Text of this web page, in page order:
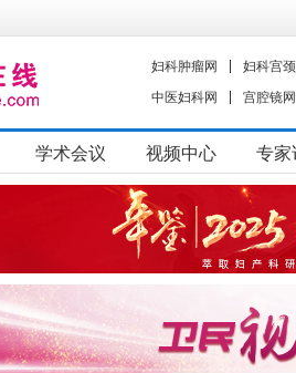
妇科肿瘤网
妇科宫
中医妇科网
宫腔镜网
学术会议 视频中心 专家